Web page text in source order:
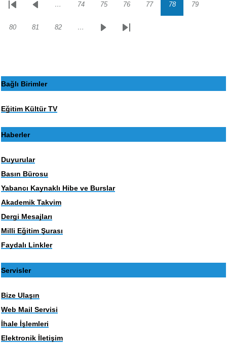
Sayfalama
İlk
Önceki… Sayfa
74 Sayfa
75 Sayfa
76 Sayfa
77 Sayfa
78 Sayfa
79
Sayfa
80 Sayfa
81 Sayfa
82 …
SonrakiSon
Bağlı Birimler
Eğitim Kültür TV
Haberler
Duyurular
Basın Bürosu
Yabancı Kaynaklı Hibe ve Burslar
Akademik Takvim
Dergi Mesajları
Milli Eğitim Şurası
Faydalı Linkler
Servisler
Bize Ulaşın
Web Mail Servisi
İhale İşlemleri
Elektronik İletişim